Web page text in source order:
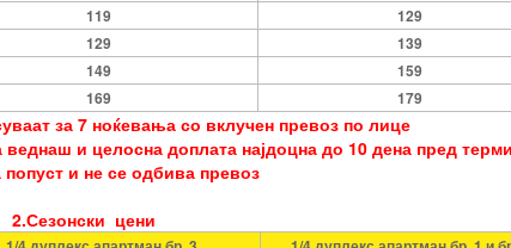
119
129
129
139
149
159
169 179
за 7 ноќевања со вклучен превоз по лице
и целосна доплата најдоцна до 10 дена пред
попуст и не се одбива превоз
2.Сезонски цени